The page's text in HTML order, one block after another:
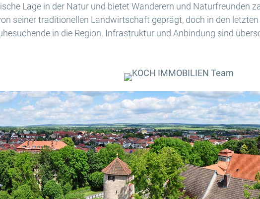
Lage in der Natur und bietet Wanderern und Naturfreunden
seiner traditionellen Landwirtschaft geprägt, doch in den
in die Region. Infrastruktur und Anbindung sind